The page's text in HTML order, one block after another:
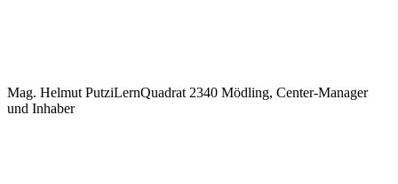
Mag. Helmut PutziLernQuadrat 2340 Mödling, Center-Manager
und Inhaber